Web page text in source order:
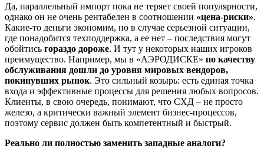
Да, параллельный импорт пока не теряет своей популярности,
однако он не очень рентабелен в соотношении «цена-риски».
Какие-то деньги экономим, но в случае серьезной ситуации,
где понадобится техподдержка, а ее нет – последствия могут
обойтись гораздо дороже. И тут у некоторых наших игроков
преимущество. Например, мы в «АЭРОДИСКЕ» по качеству
обслуживания дошли до уровня мировых вендоров,
покинувших рынок. Это сильный козырь: есть единая точка
входа и эффективные процессы для решения любых вопросов.
Клиенты, в свою очередь, понимают, что СХД – не просто
железо, а критически важный элемент бизнес-процессов,
поэтому сервис должен быть компетентный и быстрый.
Реально ли полностью заменить западные аналоги?